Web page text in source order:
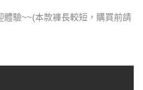
體驗~~(本款褲長較短，購買前請